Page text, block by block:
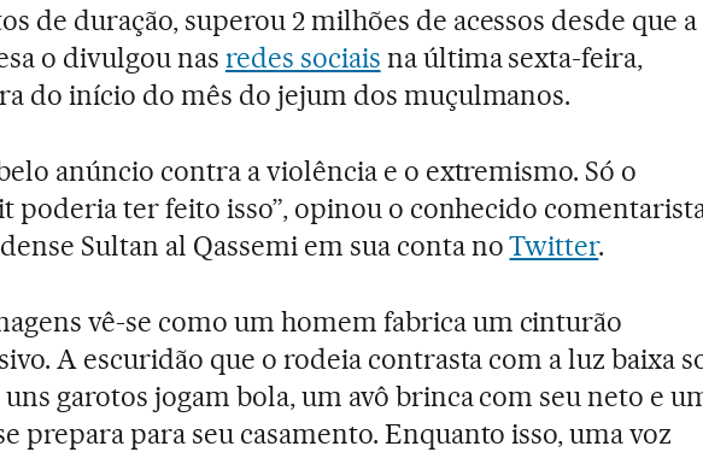
de duração, superou 2 milhões de acessos desde que a
o divulgou nas redes sociais na última sexta-feira,
do início do mês do jejum dos muçulmanos.
anúncio contra a violência e o extremismo. Só o
poderia ter feito isso”, opinou o conhecido
Sultan al Qassemi em sua conta noTwitter.
vê-se como um homem fabrica um cinturão
A escuridão que o rodeia contrasta com a luz baixa
uns garotos jogam bola, um avô brinca com seu neto e
prepara para seu casamento. Enquanto isso, uma voz